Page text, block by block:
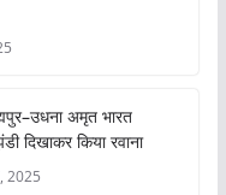
अमृत भारत
दिखाकर किया रवाना
2025